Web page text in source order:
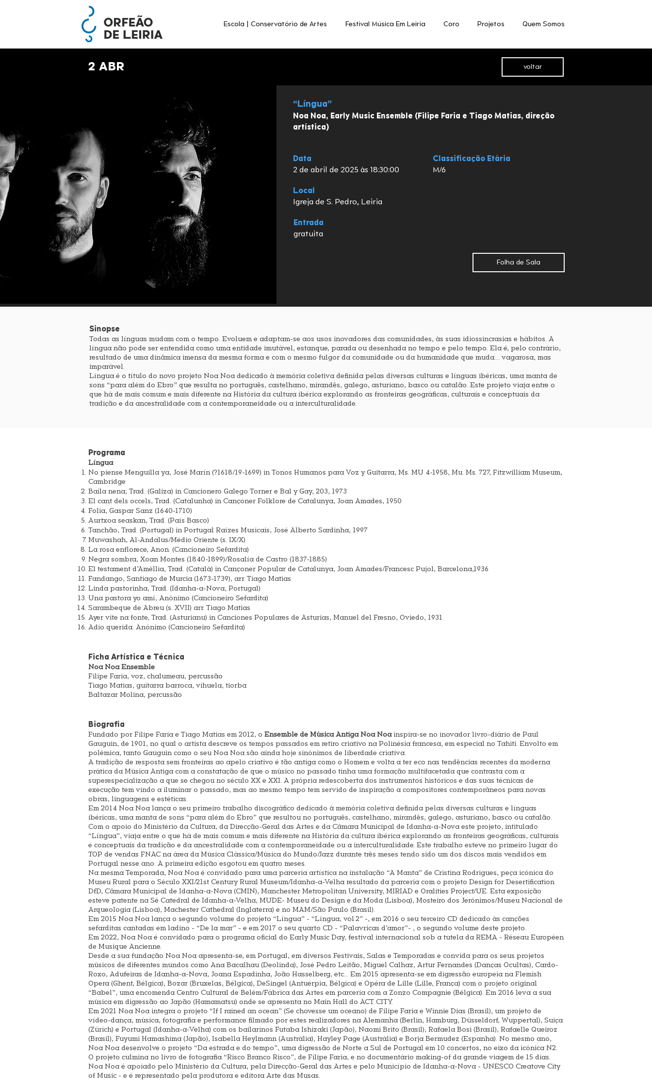
Escola | Conservatório de Artes Festival Música Em Leiria Coro Projetos Quem Somos
2 ABR voltar
“Língua”
Noa Noa, Early Music Ensemble (Filipe Faria e Tiago Matias, direção
artística)
Data
2 de abril de 2025 às 18:30:00
Classificação Etária
M/6
Local
Igreja de S. Pedro, Leiria
Entrada
gratuita
Folha de Sala
Sinopse
Todas as línguas mudam com o tempo. Evoluem e adaptam-se aos usos inovadores das comunidades, às suas idiossincrasias e hábitos. A
língua não pode ser entendida como uma entidade imutável, estanque, parada ou desenhada no tempo e pelo tempo. Ela é, pelo contrário,
resultado de uma dinâmica imensa da mesma forma e com o mesmo fulgor da comunidade ou da humanidade que muda… vagarosa, mas
imparável.
Língua é o título do novo projeto Noa Noa dedicado à memória coletiva definida pelas diversas culturas e línguas ibéricas, uma manta de
sons “para além do Ebro” que resulta no português, castelhano, mirandês, galego, asturiano, basco ou catalão. Este projeto viaja entre o
que há de mais comum e mais diferente na História da cultura ibérica explorando as fronteiras geográficas, culturais e conceptuais da
tradição e da ancestralidade com a contemporaneidade ou a interculturalidade.
Programa
Língua
No piense Menguilla ya, José Marín (?1618/19-1699) in Tonos Humanos para Voz y Guitarra, Ms. MU 4-1958, Mu. Ms. 727, Fitzwilliam Museum,
Cambridge
Baila nena, Trad. (Galiza) in Cancionero Galego Torner e Bal y Gay, 203, 1973
El cant dels occels, Trad. (Catalunha) in Cançoner Folklore de Catalunya, Joan Amades, 1950
Folia, Gaspar Sanz (1640-1710)
Aurtxoa seaskan, Trad. (País Basco)
Tanchão, Trad. (Portugal) in Portugal Raízes Musicais, José Alberto Sardinha, 1997
Muwashah, Al-Andalus/Médio Oriente (s. IX/X)
La rosa enflorece, Anon. (Cancioneiro Sefardita)
Negra sombra, Xoan Montes (1840-1899)/Rosalía de Castro (1837-1885)
El testament d’Amèllia, Trad. (Català) in Cançoner Popular de Catalunya, Joan Amades/Francesc Pujol, Barcelona,1936
Fandango, Santiago de Murcia (1673-1739), arr. Tiago Matias
Linda pastorinha, Trad. (Idanha-a-Nova, Portugal)
Una pastora yo amí, Anónimo (Cancioneiro Sefardita)
Sarambeque de Abreu (s. XVII) arr. Tiago Matias
Ayer vite na fonte, Trad. (Asturianu) in Canciones Populares de Asturias, Manuel del Fresno, Oviedo, 1931
Adio querida. Anónimo (Cancioneiro Sefardita)
Ficha Artística e Técnica
Noa Noa Ensemble
Filipe Faria, voz, chalumeau, percussão
Tiago Matias, guitarra barroca, vihuela, tiorba
Baltazar Molina, percussão
Biografia
Fundado por Filipe Faria e Tiago Matias em 2012, o Ensemble de Música Antiga Noa Noainspira-se no inovador livro-diário de Paul
Gauguin, de 1901, no qual o artista descreve os tempos passados em retiro criativo na Polinésia francesa, em especial no Tahiti. Envolto em
polémica, tanto Gauguin como o seu Noa Noa são ainda hoje sinónimos de liberdade criativa.
A tradição de resposta sem fronteiras ao apelo criativo é tão antiga como o Homem e volta a ter eco nas tendências recentes da moderna
prática da Música Antiga com a constatação de que o músico no passado tinha uma formação multifacetada que contrasta com a
superespecialização a que se chegou no século XX e XXI. A própria redescoberta dos instrumentos históricos e das suas técnicas de
execução tem vindo a iluminar o passado, mas ao mesmo tempo tem servido de inspiração a compositores contemporâneos para novas
obras, linguagens e estéticas.
Em 2014 Noa Noa lança o seu primeiro trabalho discográfico dedicado à memória coletiva definida pelas diversas culturas e línguas
ibéricas, uma manta de sons “para além do Ebro” que resultou no português, castelhano, mirandês, galego, asturiano, basco ou catalão.
Com o apoio do Ministério da Cultura, da Direcção-Geral das Artes e da Câmara Municipal de Idanha-a-Nova este projeto, intitulado
“Língua”, viaja entre o que há de mais comum e mais diferente na História da cultura ibérica explorando as fronteiras geográficas, culturais
e conceptuais da tradição e da ancestralidade com a contemporaneidade ou a interculturalidade. Este trabalho esteve no primeiro lugar do
TOP de vendas FNAC na área da Música Clássica/Música do Mundo/Jazz durante três meses tendo sido um dos discos mais vendidos em
Portugal nesse ano. A primeira edição esgotou em quatro meses.
Na mesma Temporada, Noa Noa é convidado para uma parceria artística na instalação “A Manta” de Cristina Rodrigues, peça icónica do
Museu Rural para o Século XXI/21st Century Rural Museum/Idanha-a-Velha resultado da parceria com o projeto Design for Desertification
DfD, Câmara Municipal de Idanha-a-Nova (CMIN), Manchester Metropolitan University, MIRIAD e Oralities Project/UE. Esta exposição
esteve patente na Sé Catedral de Idanha-a-Velha, MUDE- Museu do Design e da Moda (Lisboa), Mosteiro dos Jerónimos/Museu Nacional de
Arqueologia (Lisboa), Machester Cathedral (Inglaterra) e no MAM/São Paulo (Brasil).
Em 2015 Noa Noa lança o segundo volume do projeto “Língua” - “Língua, vol.2” -, em 2016 o seu terceiro CD dedicado às canções
sefarditas cantadas em ladino - “De la mar” - e em 2017 o seu quarto CD - “Palavricas d’amor”- , o segundo volume deste projeto.
Em 2022, Noa Noa é convidado para o programa oficial do Early Music Day, festival internacional sob a tutela da REMA - Réseau Européen
de Musique Ancienne.
Desde a sua fundação Noa Noa apresenta-se, em Portugal, em diversos Festivais, Salas e Temporadas e convida para os seus projetos
músicos de diferentes mundos como Ana Bacalhau (Deolinda), José Pedro Leitão, Miguel Calhaz, Artur Fernandes (Danças Ocultas), Cardo-
Roxo, Adufeiras de Idanha-a-Nova, Joana Espadinha, João Hasselberg, etc... Em 2015 apresenta-se em digressão europeia na Flemish
Opera (Ghent, Bélgica), Bozar (Bruxelas, Bélgica), DeSingel (Antuérpia, Bélgica) e Opéra de Lille (Lille, França) com o projeto original
“Babel”, uma encomenda Centro Cultural de Belém/Fábrica das Artes em parceria com a Zonzo Compagnie (Bélgica). Em 2016 leva a sua
música em digressão ao Japão (Hamamatsu) onde se apresenta no Main Hall do ACT CITY.
Em 2021 Noa Noa integra o projeto “If I rained an ocean” (Se chovesse um oceano) de Filipe Faria e Winnie Dias (Brasil), um projeto de
vídeo-dança, música, fotografia e performance filmado por estes realizadores na Alemanha (Berlin, Hamburg, Düsseldorf, Wuppertal), Suiça
(Zürich) e Portugal (Idanha-a-Velha) com os bailarinos Futaba Ishizaki (Japão), Naomi Brito (Brasil), Rafaela Bosi (Brasil), Rafaelle Queiroz
(Brasil), Fuyumi Hamashima (Japão), Isabella Heylmann (Austrália), Hayley Page (Austrália) e Borja Bermudez (Espanha). No mesmo ano,
Noa Noa desenvolve o projeto “Da estrada e do tempo”, uma digressão de Norte a Sul de Portugal em 10 concertos, no eixo da icónica N2.
O projeto culmina no livro de fotografia “Risco Branco Risco”, de Filipe Faria, e no documentário making-of da grande viagem de 15 dias.
Noa Noa é apoiado pelo Ministério da Cultura, pela Direcção-Geral das Artes e pelo Município de Idanha-a-Nova - UNESCO Creatove City
of Music - e é representado pela produtora e editora Arte das Musas.